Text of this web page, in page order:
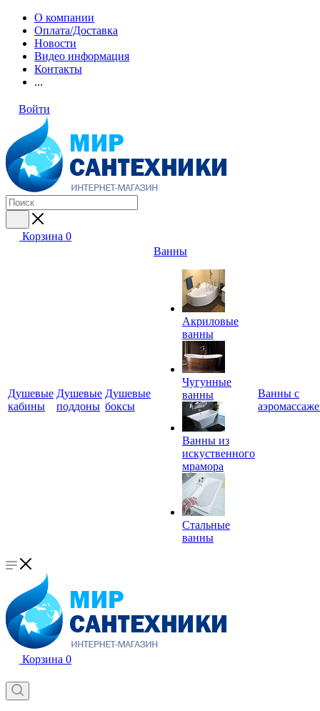
О компании
Оплата/Доставка
Новости
Видео информация
Контакты
...
Войти
Корзина 0
Душевые
кабины
Душевые
поддоны
Душевые
боксы
Ванны
Акриловые
ванны
Чугунные
ванны
Ванны из
искуственного
мрамора
Стальные
ванны
Ванны с
Корзина 0